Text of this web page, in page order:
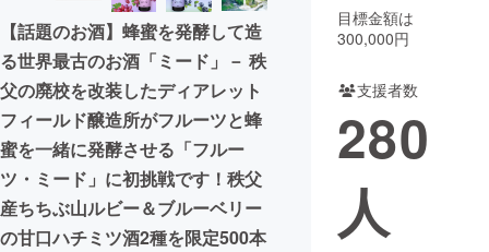
CAMPFIREふるさと納税machi-ya コミュニティ
【話題のお酒】蜂蜜を発酵して造
る世界最古のお酒「ミード」－ 秩
父の廃校を改装したディアレット
フィールド醸造所がフルーツと蜂
蜜を一緒に発酵させる「フルー
ツ・ミード」に初挑戦です！秩父
産ちちぶ山ルビー＆ブルーベリー
の甘口ハチミツ酒2種を限定500本
目標金額は
300,000円
支援者数
280
人